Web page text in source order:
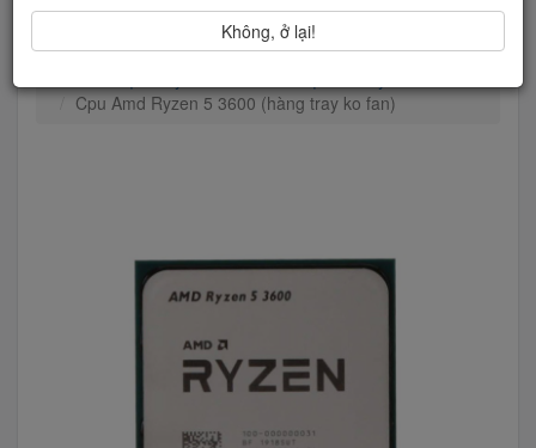
Trang chủ
Máy tính - Linh kiện
Cpu Amd Ryzen 5 3600 (hàng tray ko fan)
Không, ở lại!